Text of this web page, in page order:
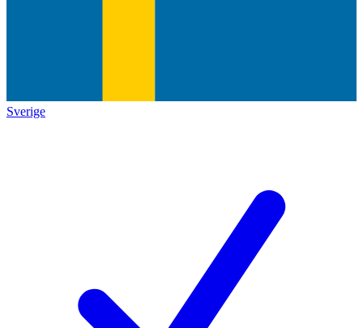
Sverige